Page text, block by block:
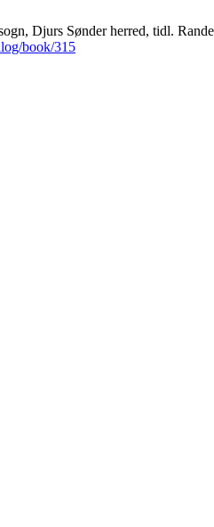
Djurs Sønder herred, tidl.
book/315